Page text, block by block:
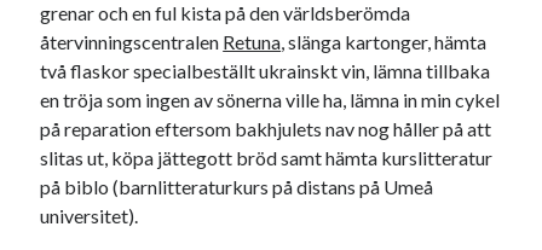
grenar och en ful kista på den världsberömda
återvinningscentralen Retuna, slänga kartonger, hämta
två flaskor specialbeställt ukrainskt vin, lämna tillbaka
en tröja som ingen av sönerna ville ha, lämna in min cykel
på reparation eftersom bakhjulets nav nog håller på att
slitas ut, köpa jättegott bröd samt hämta kurslitteratur
på biblo (barnlitteraturkurs på distans på Umeå
universitet).